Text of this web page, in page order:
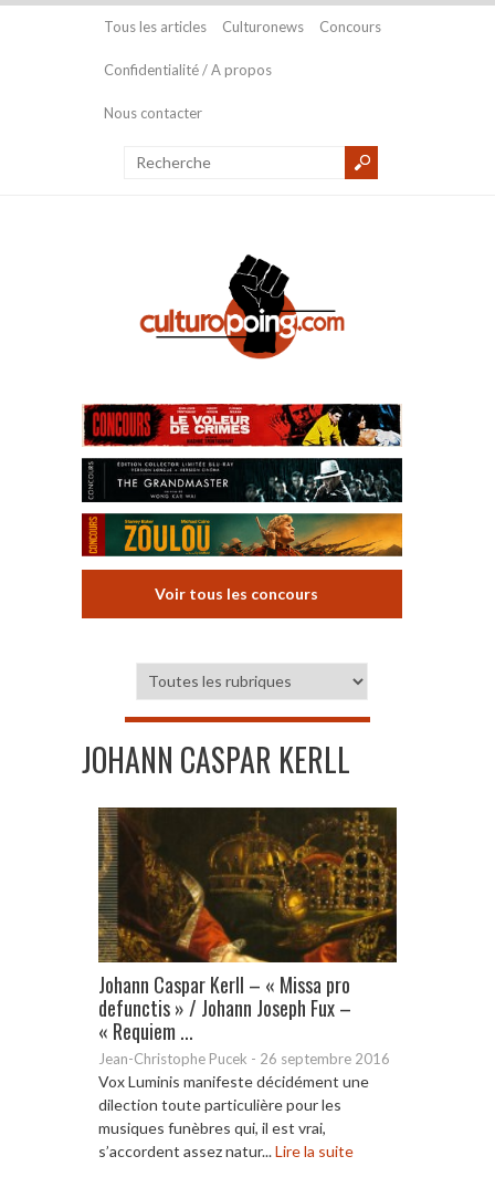
Tous les articles Culturonews Concours
Confidentialité / A propos
Nous contacter
Voir tous les concours
JOHANN CASPAR KERLL
Johann Caspar Kerll – « Missa pro
defunctis » / Johann Joseph Fux –
« Requiem ...
Jean-Christophe Pucek - 26 septembre 2016
Vox Luminis manifeste décidément une
dilection toute particulière pour les
musiques funèbres qui, il est vrai,
s’accordent assez natur...Lire la suite